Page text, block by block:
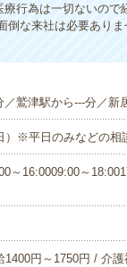
行為は一切ないの
な来社は必要あり
／鷲津駅から---分／新
）※平日のみなどの
～16:0009:00～
1400円～1750円 / 介